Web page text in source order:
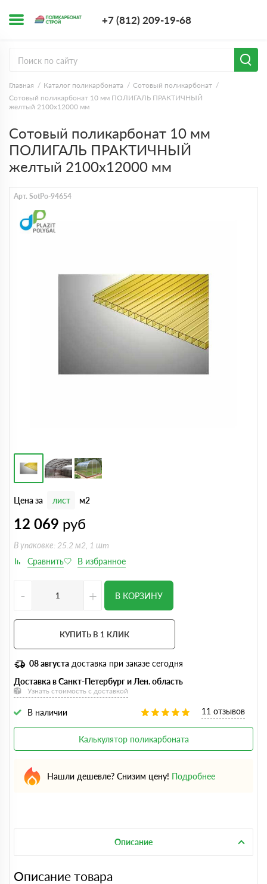
+7 (812) 209-19-68
Главная Каталог поликарбоната
Сотовый поликарбонат
Сотовый поликарбонат 10 мм ПОЛИГАЛЬ ПРАКТИЧНЫЙ
желтый 2100х12000 мм
Сотовый поликарбонат 10 мм
ПОЛИГАЛЬ ПРАКТИЧНЫЙ
желтый 2100х12000 мм
Арт. SotPo-94654
Цена за лист м2
12 069 руб
В упаковке: 25.2 м2, 1 шт
- + В КОРЗИНУ
КУПИТЬ В 1 КЛИК
08 августа доставка при заказе сегодня
Доставка в Санкт-Петербург и Лен. область
Узнать стоимость с доставкой
В наличии 11 отзывов
Калькулятор поликарбоната
Нашли дешевле? Снизим цену! Подробнее
Описание
Описание товара